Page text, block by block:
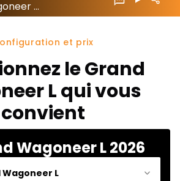
Jeep Grand Wagoneer L 2026 configuration et prix
et prix
le Grand
L qui vous
convient
Wagoneer L 2026
Wagoneer L